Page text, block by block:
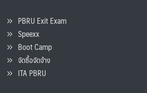
PBRU Exit Exam
Speexx
Boot Camp
จัดซื้อจัดจ้าง
ITA PBRU